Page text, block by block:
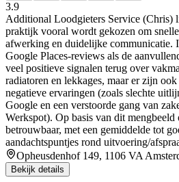
3.9
Additional Loodgieters Service (Chris)
praktijk vooral wordt gekozen om
afwerking en duidelijke communicatie.
Google Places-reviews als de
veel positieve signalen terug over
radiatoren en lekkages, maar er zijn
negatieve ervaringen (zoals slechte
Google en een verstoorde gang van
Werkspot). Op basis van dit
betrouwbaar, met een gemiddelde tot
aandachtspuntjes rond uitvoering/
Opheusdenhof 149, 1106 VA
Bekijk details